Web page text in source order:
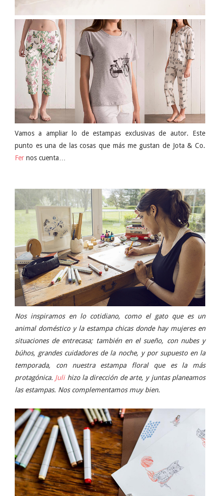
Vamos a ampliar lo de estampas exclusivas de autor. Este
punto es una de las cosas que más me gustan de Jota & Co.
Fer nos cuenta…
Nos inspiramos en lo cotidiano, como el gato que es un
animal doméstico y la estampa chicas donde hay mujeres en
situaciones de entrecasa; también en el sueño, con nubes y
búhos, grandes cuidadores de la noche, y por supuesto en la
temporada, con nuestra estampa floral que es la más
protagónica. Julihizo la dirección de arte, y juntas planeamos
las estampas. Nos complementamos muy bien.